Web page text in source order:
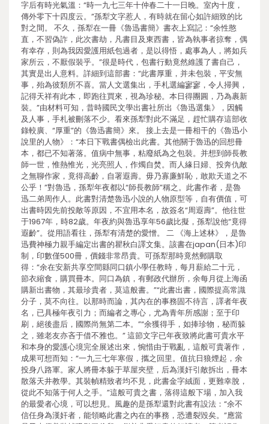
字后有時光氣溫：“時一九七三年十仲春二十一日晚。室內十度，
傳外零下十四度云。”孫犁文字惹人，有時就在留心如許細致的比
對之間。 不久，孫犁在一冊《魯迅書簡》書衣上寫記：“余性憨
直，不習偽詐，此次書劫，凡書目及東西書，皆為執事者掠奪，偶
有幸存，則為我因愛護用紙包過者，是以得悟，處事為人，將如兵
家所云，不厭假裝乎。”很是時代，包書行動竟然維護了書自己，
其實是出人意料。詳細到這部書：“此書厚重，并未包裝，平安無
事，殆為彼類所不喜。當人文選集出，手札選編寥寥，令人掃興，
記得天祥有此本，即跑往買來，視為珍秘。本日得團圓，乃為裹新
裝。”由材料可知，昔時國民文學出書社所出《魯迅選集》，因觸
及人事，手札被刪落不少。看來孫犁對此不滿足，趕忙購存這部收
錄較廣、“厚重”的《魯迅書簡》來。 接上去是一冊相干的《魯迅小
說里的人物》：“本日下戰書偶檢出此書。其他關于魯迅的回想冊
本，都已不知著落。值病中無事，粘廢紙為之包裝。并想到師長教
師一世，惟熱惟光，光亮照人，作燭自焚。而人緣日婦、投奔仇敵
之無聊作家，竟得高齡，自署遐壽。毋乃寡廉鮮恥，敢欺天道之不
公乎！”對魯迅，孫犁年夜都以“師長教師”稱之。此書作者，是魯
迅二弟周作人。此書對清楚魯迅小說的人物原型等，自有價值，可
出書時因先前投敵等原因，不宜用本名，故簽名“周遐壽”。他往世
于1967年，時82歲。年夜約與魯迅享年56歲比擬，孫犁說他“竟得
遐齡”。從用語看往，孫犁有清楚的愛憎。 二 《海上述林》，是魯
迅費神極力親手編定出書的瞿秋白譯文集。該書在japan(日本)印
制，印數僅500冊，價錢非常昂貴。可孫犁那時竟然郵購取
得：“余在安新共享空間縣同口鎮小學任教時，每月薪給二十元，
節衣縮食，購買冊本。同口為鎮，有郵政代辦所，余每月從上海函
購新出書物，其最珍貴者，莫這般書。”“此書出書，國際提高常識
分子，莫不向往。以那時而論，其內在的事務固不待言，譯者年夜
名，已具極年夜引力；而編者之專心，尤為青年所感謝；至于印
刷，絕後盡后，國際尚無第二本。”“余獲得手，如捧珍物，秘而躲
之，雖老友亦吝于借不雅也。” 這節文字已年夜致將此書可貴水平
和本身的愛護心境完全展述出來，惋惜由于戰亂，這般可貴著作，
成果可想而知：“一九三七年寒假，攜之回里。值抗日狼煙起，余
投身八路軍。家人將冊本躲于草屋夾壁，后為漢奸引敵拆出，冊本
散落天井教學。其裝幀精致者均不見，此書金字絨面，更難幸脫，
從此不知落于何人之手。”這般可貴之書，落得這般下場，加入我
的最愛者心境，可以想見。風趣的是孫犁還對此書有設法：“余不
信任身為漢奸者，能領略此書之內在的事務，恐遭裂毀矣。”應當